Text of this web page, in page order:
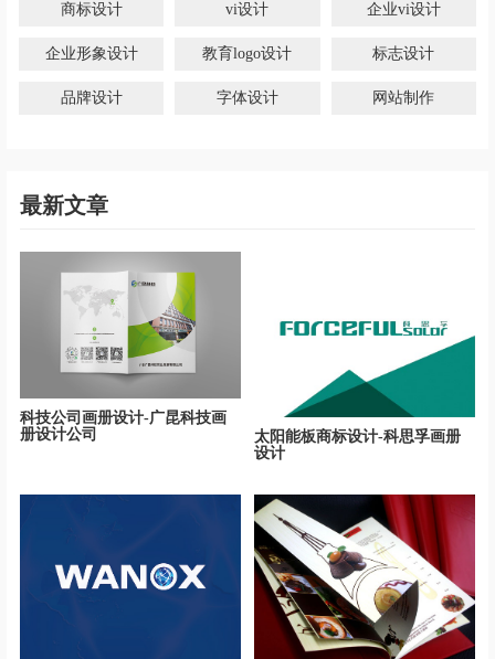
商标设计 vi设计 企业vi设计
企业形象设计 教育logo设计 标志设计
品牌设计 字体设计 网站制作
最新文章
科技公司画册设计-广昆科技画
册设计公司
太阳能板商标设计-科思孚画册
设计